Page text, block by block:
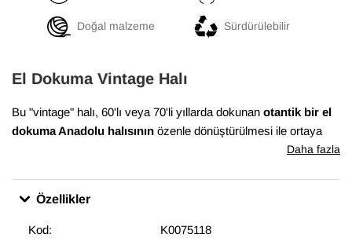
Doğal malzeme Sürdürülebilir
El Dokuma Vintage Halı
Bu "vintage" halı, 60'lı veya 70'li yıllarda dokunan otantik bir el
dokuma Anadolu halısının özenle dönüştürülmesi ile ortaya
çıkmıştır. Bu dönüşüm süreci, Anadolu'nun birçok yöresinde
düşürmek için el makineleri ile traşlanan halıların gerekli
bakımları yapılarak satışa sunulur. Bu muhteşem dönüşüm,
Daha fazla
Özellikler
Kod:
K0075118